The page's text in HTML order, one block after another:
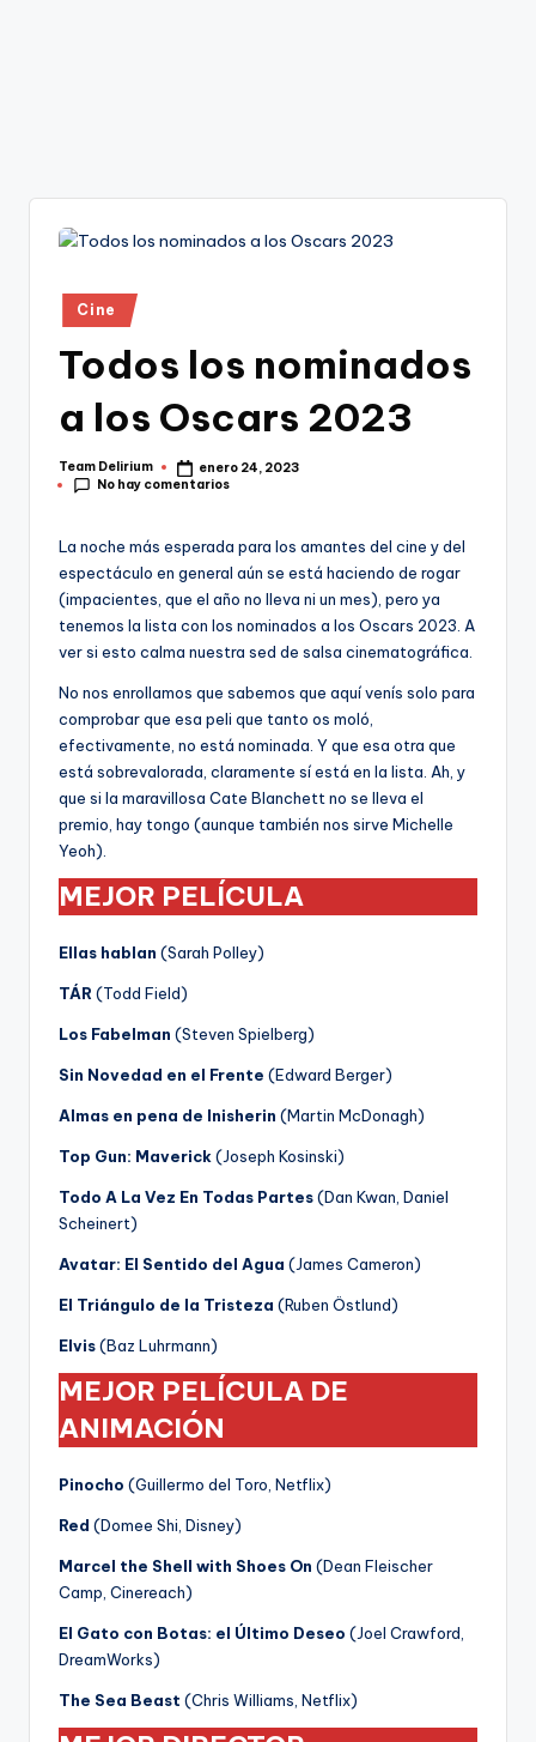
Publicado
en
Cine
Todos los nominados
a los Oscars 2023
Publicado
por
Team Delirium
enero 24, 2023
No hay comentarios
La noche más esperada para los amantes del cine y del
espectáculo en general aún se está haciendo de rogar
(impacientes, que el año no lleva ni un mes), pero ya
tenemos la lista con los nominados a los Oscars 2023. A
ver si esto calma nuestra sed de salsa cinematográfica.
No nos enrollamos que sabemos que aquí venís solo para
comprobar que esa peli que tanto os moló,
efectivamente, no está nominada. Y que esa otra que
está sobrevalorada, claramente sí está en la lista. Ah, y
que si la maravillosa Cate Blanchett no se lleva el
premio, hay tongo (aunque también nos sirve Michelle
Yeoh).
MEJOR PELÍCULA
Ellas hablan (Sarah Polley)
TÁR (Todd Field)
Los Fabelman (Steven Spielberg)
Sin Novedad en el Frente (Edward Berger)
Almas en pena de Inisherin (Martin McDonagh)
Top Gun: Maverick(Joseph Kosinski)
Todo A La Vez En Todas Partes(Dan Kwan, Daniel
Scheinert)
Avatar: El Sentido del Agua (James Cameron)
El Triángulo de la Tristeza (Ruben Östlund)
Elvis(Baz Luhrmann)
MEJOR PELÍCULA DE
ANIMACIÓN
Pinocho (Guillermo del Toro, Netflix)
Red (Domee Shi, Disney)
Marcel the Shell with Shoes On (Dean Fleischer
Camp, Cinereach)
El Gato con Botas: el Último Deseo (Joel Crawford,
DreamWorks)
The Sea Beast (Chris Williams, Netflix)